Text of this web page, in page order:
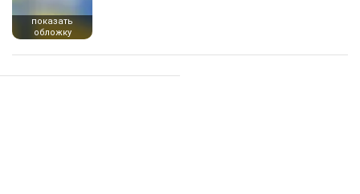
показать
обложку